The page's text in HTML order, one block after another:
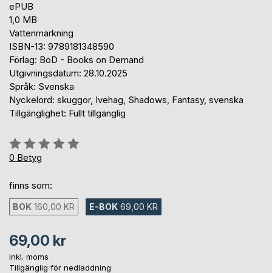
ePUB
1,0 MB
Vattenmärkning
ISBN-13: 9789181348590
Förlag: BoD - Books on Demand
Utgivningsdatum: 28.10.2025
Språk: Svenska
Nyckelord: skuggor, Ivehag, Shadows, Fantasy, svenska
Tillgänglighet: Fullt tillgänglig
Betyg::
0%
0 Betyg
finns som:
BOK 160,00 KR E-BOK 69,00 KR
69,00 kr
inkl. moms
Tillgänglig för nedladdning